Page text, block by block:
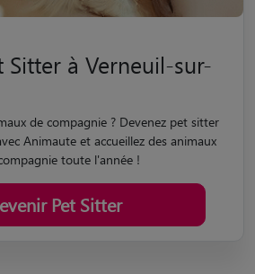
Sitter à Verneuil-sur-
de compagnie ? Devenez pet sitter
Animaute et accueillez des animaux
toute l'année !
Pet Sitter